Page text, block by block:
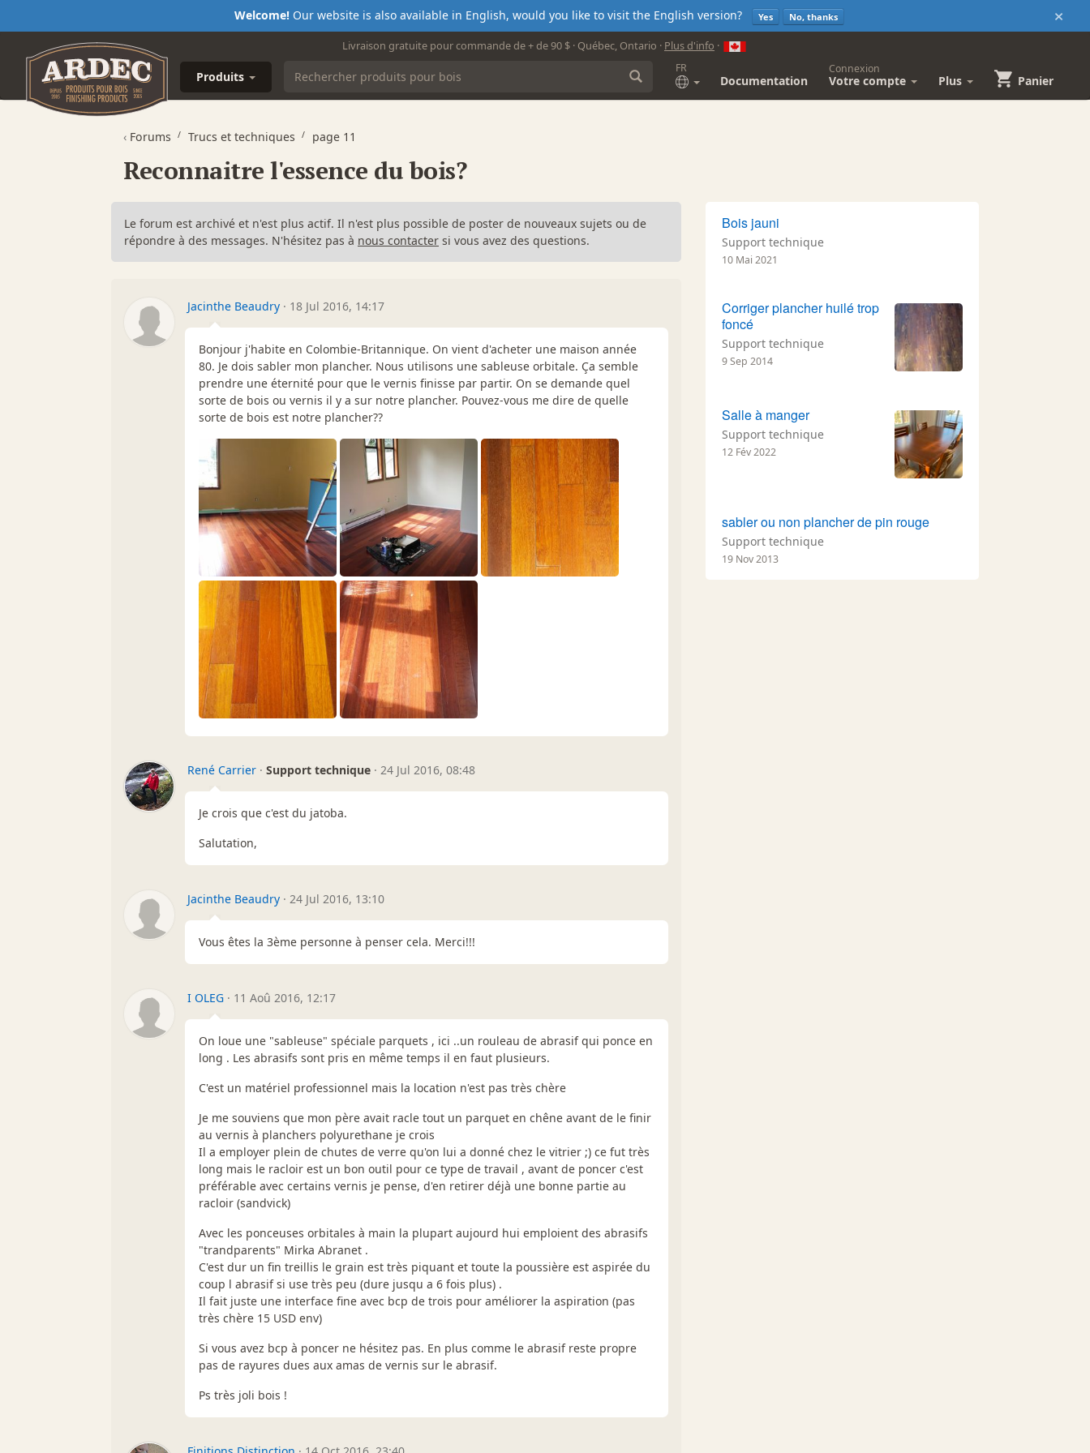
×
Welcome!Our website is also available in English, would you like to visit the English version? Yes No, thanks
Livraison gratuite pour commande de + de 90 $ · Québec, Ontario · Plus d'info ·
Produits
FR
Documentation
Connexion
Votre compte Plus Panier
‹ Forums Trucs et techniques page 11
Reconnaitre l'essence du bois?
Le forum est archivé et n'est plus actif. Il n'est plus possible de poster de nouveaux sujets ou de
répondre à des messages. N'hésitez pas à nous contacter si vous avez des questions.
Jacinthe Beaudry · 18 Jul 2016, 14:17
Bonjour j'habite en Colombie-Britannique. On vient d'acheter une maison année
80. Je dois sabler mon plancher. Nous utilisons une sableuse orbitale. Ça semble
prendre une éternité pour que le vernis finisse par partir. On se demande quel
sorte de bois ou vernis il y a sur notre plancher. Pouvez-vous me dire de quelle
sorte de bois est notre plancher??
René Carrier · Support technique · 24 Jul 2016, 08:48
Je crois que c'est du jatoba.
Salutation,
Jacinthe Beaudry · 24 Jul 2016, 13:10
Vous êtes la 3ème personne à penser cela. Merci!!!
I OLEG · 11 Aoû 2016, 12:17
On loue une "sableuse" spéciale parquets , ici ..un rouleau de abrasif qui ponce en
long . Les abrasifs sont pris en même temps il en faut plusieurs.
C'est un matériel professionnel mais la location n'est pas très chère
Je me souviens que mon père avait racle tout un parquet en chêne avant de le finir
au vernis à planchers polyurethane je crois
Il a employer plein de chutes de verre qu'on lui a donné chez le vitrier ;) ce fut très
long mais le racloir est un bon outil pour ce type de travail , avant de poncer c'est
préférable avec certains vernis je pense, d'en retirer déjà une bonne partie au
racloir (sandvick)
Avec les ponceuses orbitales à main la plupart aujourd hui emploient des abrasifs
"trandparents" Mirka Abranet .
C'est dur un fin treillis le grain est très piquant et toute la poussière est aspirée du
coup l abrasif si use très peu (dure jusqu a 6 fois plus) .
Il fait juste une interface fine avec bcp de trois pour améliorer la aspiration (pas
très chère 15 USD env)
Si vous avez bcp à poncer ne hésitez pas. En plus comme le abrasif reste propre
pas de rayures dues aux amas de vernis sur le abrasif.
Ps très joli bois !
Bois jauni
Support technique
10 Mai 2021
Corriger plancher huilé trop
foncé
Support technique
9 Sep 2014
Salle à manger
Support technique
12 Fév 2022
sabler ou non plancher de pin rouge
Support technique
19 Nov 2013